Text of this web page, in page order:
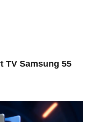
TV Samsung 55